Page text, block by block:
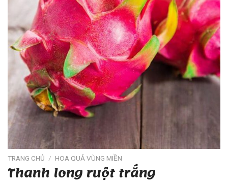
TRANG CHỦ / HOA QUẢ VÙNG MIỀN
Thanh long ruột trắng